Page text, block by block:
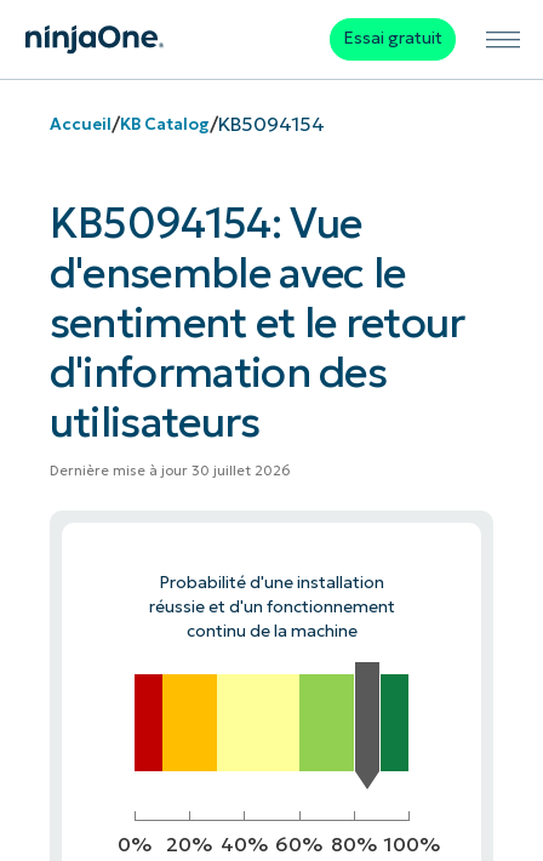
Essai gratuit
Accueil/KB Catalog/KB5094154
KB5094154: Vue
d'ensemble avec le
sentiment et le retour
d'information des
utilisateurs
Dernière mise à jour 30 juillet 2026
Probabilité d'une installation
réussie et d'un fonctionnement
continu de la machine
0% 20% 40% 60% 80% 100%